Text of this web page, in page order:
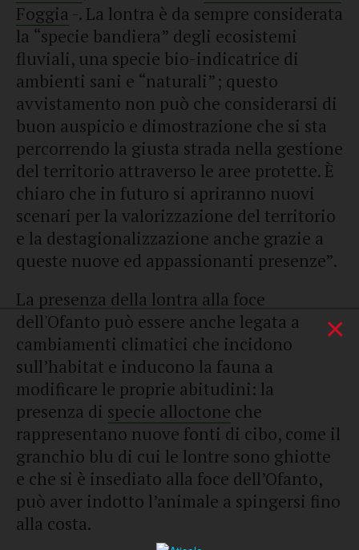
Foggia -. La lontra è da sempre considerata
la “specie bandiera” degli ecosistemi
fluviali, una specie bio-indicatrice di
ambienti sani e “naturali”; questo
avvistamento non può che considerarsi di
buon auspicio e dimostrazione che si sta
percorrendo la giusta strada nella gestione
del territorio attraverso le aree protette. È
chiaro che in futuro si apriranno nuovi
scenari per la valorizzazione del territorio
e la destagionalizzazione anche grazie a
queste nuove ed appassionanti presenze”.
La presenza della lontra alla foce
dell'Ofanto può essere anche legata a
cambiamenti climatici che incidono
sull’habitat e inducono la fauna a
modificare le proprie abitudini: la
presenza di specie alloctone che
rappresentano nuove fonti di cibo, come il
granchio blu di cui le lontre sono ghiotte
e che si è insediato alla foce dell’Ofanto,
può aver indotto l’animale a spingersi fino
alla costa.
×